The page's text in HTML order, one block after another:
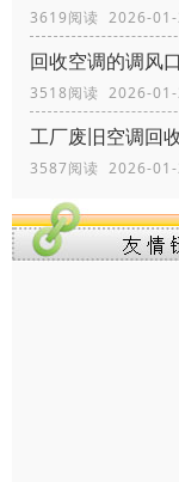
3619阅读 2026-
回收空调的调风
3518阅读 2026-
工厂废旧空调回
3587阅读 2026-